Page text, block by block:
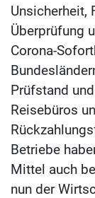
Unsicherheit,
Überprüfung
Corona-
Prüfstand
Reisebüros
Betriebe
Mittel auch
nun der